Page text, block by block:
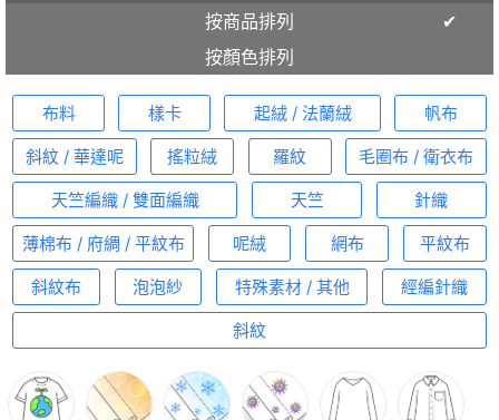
按商品排列
按顏色排列
布料 樣卡 起絨 / 法蘭絨 帆布
斜紋 / 華達呢 搖粒絨 羅紋 毛圈布 / 衛衣布
天竺編織 / 雙面編織 天竺 針織
薄棉布 / 府綢 / 平紋布 呢絨 網布 平紋布
斜紋布 泡泡紗 特殊素材 / 其他 經編針織
斜紋